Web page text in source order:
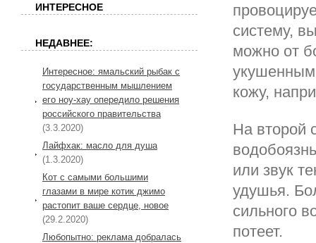
систему,
можно от
укушенным
кожу,
На второй
или звук
удушья.
сильного
потеет.
ИНТЕРЕСНОЕ
НЕДАВНЕЕ:
Интересное: ямальский рыбак с
государственным мышлением
его ноу-хау опередило решения
российского правительства
(3.3.2020)
Лайфхак: масло для душа
(1.3.2020)
Кот с самыми большими
глазами в мире котик джимо
растопит ваше сердце, новое
(29.2.2020)
Любопытно: реклама добралась